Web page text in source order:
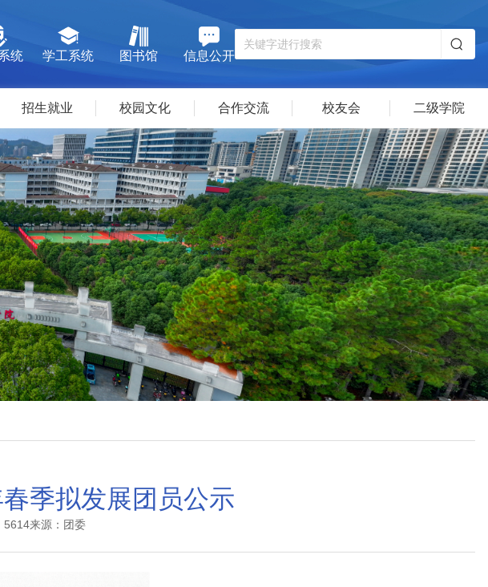
统 学工系统 图书馆 信息公开
招生就业 校园文化 合作交流 校友会 二级学院
季拟发展团员公示
5614来源：团委